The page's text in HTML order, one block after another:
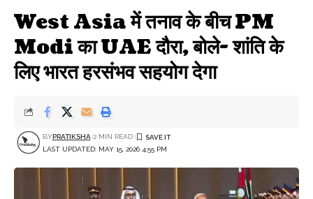
West Asia में तनाव के बीच PM
Modi का UAE दौरा, बोले- शांति के
लिए भारत हरसंभव सहयोग देगा
LAST UPDATED: MAY 15, 2026 4:55 PM
BYPRATIKSHA 2 MIN READ